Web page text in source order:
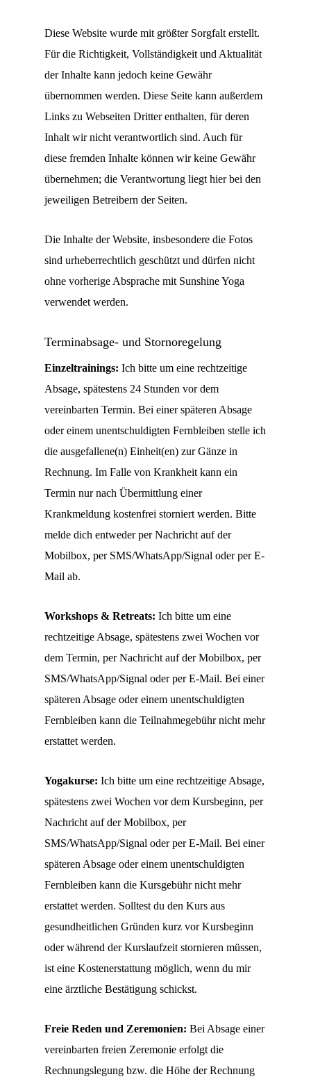
Diese Website wurde mit größter Sorgfalt erstellt.
Für die Richtigkeit, Vollständigkeit und Aktualität
der Inhalte kann jedoch keine Gewähr
übernommen werden. Diese Seite kann außerdem
Links zu Webseiten Dritter enthalten, für deren
Inhalt wir nicht verantwortlich sind. Auch für
diese fremden Inhalte können wir keine Gewähr
übernehmen; die Verantwortung liegt hier bei den
jeweiligen Betreibern der Seiten.
Die Inhalte der Website, insbesondere die Fotos
sind urheberrechtlich geschützt und dürfen nicht
ohne vorherige Absprache mit Sunshine Yoga
verwendet werden.
Terminabsage- und Stornoregelung
Einzeltrainings: Ich bitte um eine rechtzeitige
Absage, spätestens 24 Stunden vor dem
vereinbarten Termin. Bei einer späteren Absage
oder einem unentschuldigten Fernbleiben stelle ich
die ausgefallene(n) Einheit(en) zur Gänze in
Rechnung. Im Falle von Krankheit kann ein
Termin nur nach Übermittlung einer
Krankmeldung kostenfrei storniert werden. Bitte
melde dich entweder per Nachricht auf der
Mobilbox, per SMS/WhatsApp/Signal oder per E-
Mail ab.
Workshops & Retreats: Ich bitte um eine
rechtzeitige Absage, spätestens zwei Wochen vor
dem Termin, per Nachricht auf der Mobilbox, per
SMS/WhatsApp/Signal oder per E-Mail. Bei einer
späteren Absage oder einem unentschuldigten
Fernbleiben kann die Teilnahmegebühr nicht mehr
erstattet werden.
Yogakurse: Ich bitte um eine rechtzeitige Absage,
spätestens zwei Wochen vor dem Kursbeginn, per
Nachricht auf der Mobilbox, per
SMS/WhatsApp/Signal oder per E-Mail. Bei einer
späteren Absage oder einem unentschuldigten
Fernbleiben kann die Kursgebühr nicht mehr
erstattet werden. Solltest du den Kurs aus
gesundheitlichen Gründen kurz vor Kursbeginn
oder während der Kurslaufzeit stornieren müssen,
ist eine Kostenerstattung möglich, wenn du mir
eine ärztliche Bestätigung schickst.
Freie Reden und Zeremonien: Bei Absage einer
vereinbarten freien Zeremonie erfolgt die
Rechnungslegung bzw. die Höhe der Rechnung